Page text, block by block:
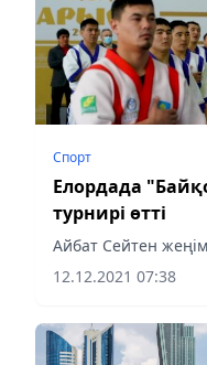
Спорт
Елордада
турнирі өтті
Айбат Сейтен
12.12.2021 07:38